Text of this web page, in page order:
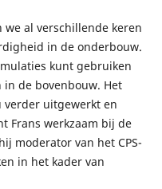
al verschillende keren
in de onderbouw.
kunt gebruiken
de bovenbouw. Het
verder uitgewerkt en
Frans werkzaam bij de
moderator van het CPS-
in het kader van